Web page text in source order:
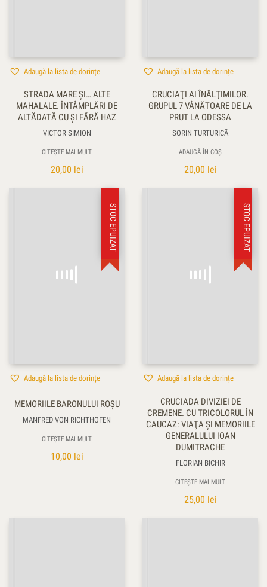
Adaugă la lista de dorințe
STRADA MARE ŞI… ALTE
MAHALALE. ÎNTÂMPLĂRI DE
ALTĂDATĂ CU ŞI FĂRĂ HAZ
VICTOR SIMION
CITEȘTE MAI MULT
20,00 lei
Adaugă la lista de dorințe
CRUCIAŢI AI ÎNĂLŢIMILOR.
GRUPUL 7 VÂNĂTOARE DE LA
PRUT LA ODESSA
SORIN TURTURICĂ
ADAUGĂ ÎN COȘ
20,00 lei
STOC EPUIZAT
Adaugă la lista de dorințe
MEMORIILE BARONULUI ROŞU
MANFRED VON RICHTHOFEN
CITEȘTE MAI MULT
10,00 lei
STOC EPUIZAT
Adaugă la lista de dorințe
CRUCIADA DIVIZIEI DE
CREMENE. CU TRICOLORUL ÎN
CAUCAZ: VIAŢA ŞI MEMORIILE
GENERALULUI IOAN
DUMITRACHE
FLORIAN BICHIR
CITEȘTE MAI MULT
25,00 lei